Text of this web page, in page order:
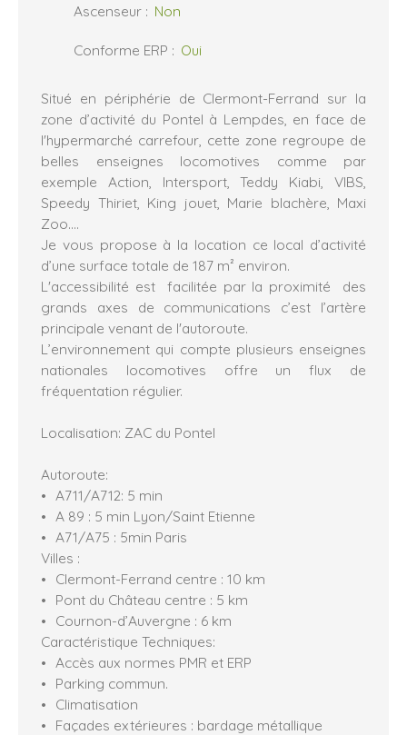
Ascenseur : Non
Conforme ERP : Oui
Situé en périphérie de Clermont-Ferrand sur la
zone d’activité du Pontel à Lempdes, en face de
l'hypermarché carrefour, cette zone regroupe de
belles enseignes locomotives comme par
exemple Action, Intersport, Teddy Kiabi, VIBS,
Speedy Thiriet, King jouet, Marie blachère, Maxi
Zoo….
Je vous propose à la location ce local d’activité
d’une surface totale de 187 m² environ.
L'accessibilité est facilitée par la proximité des
grands axes de communications c’est l’artère
principale venant de l'autoroute.
L’environnement qui compte plusieurs enseignes
nationales locomotives offre un flux de
fréquentation régulier.
Localisation: ZAC du Pontel
Autoroute:
A711/A712: 5 min
A 89 : 5 min Lyon/Saint Etienne
A71/A75 : 5min Paris
Villes :
Clermont-Ferrand centre : 10 km
Pont du Château centre : 5 km
Cournon-d’Auvergne : 6 km
Caractéristique Techniques:
Accès aux normes PMR et ERP
Parking commun.
Climatisation
Façades extérieures : bardage métallique